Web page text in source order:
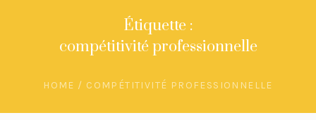
Étiquette :
compétitivité professionnelle
HOME / COMPÉTITIVITÉ PROFESSIONNELLE